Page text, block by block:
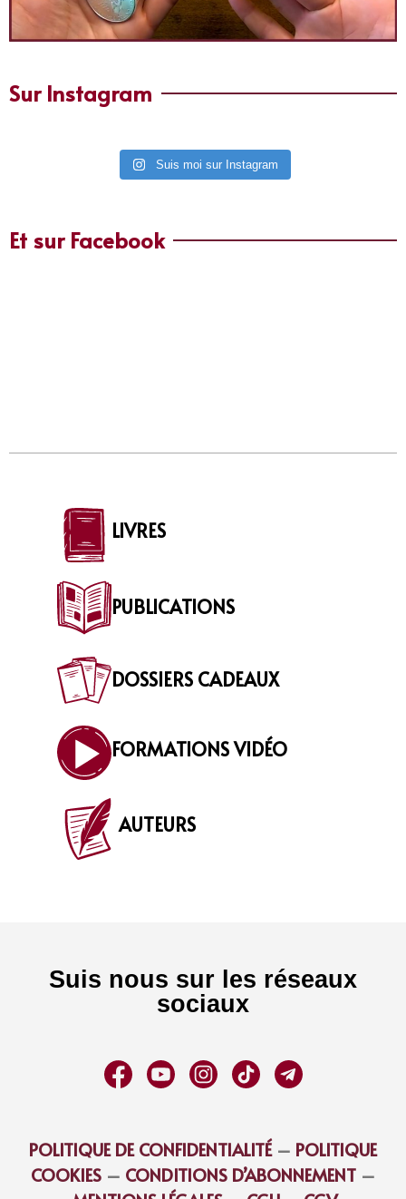
Sur Instagram
Suis moi sur Instagram
Et sur Facebook
LIVRES
PUBLICATIONS
DOSSIERS CADEAUX
FORMATIONS VIDÉO
AUTEURS
Suis nous sur les réseaux
sociaux
POLITIQUE DE CONFIDENTIALITÉ– POLITIQUE
COOKIES – CONDITIONS D’ABONNEMENT –